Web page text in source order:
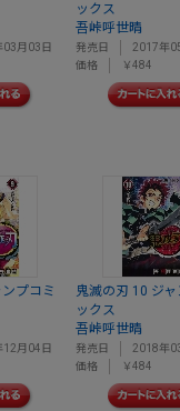
03月03日
ックス
吾峠呼世晴
発売日
2017年
価格
￥484
プコミ
12月04日
鬼滅の刃 10 ジ
ックス
吾峠呼世晴
発売日
2018年
価格
￥484